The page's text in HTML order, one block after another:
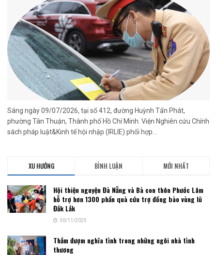
Sáng ngày 09/07/2026, tại số 412, đường Huỳnh Tấn Phát,
phường Tân Thuận, Thành phố Hồ Chí Minh. Viện Nghiên cứu Chính
sách pháp luật&Kinh tế hội nhập (IRLIE) phối hợp...
XU HƯỚNG BÌNH LUẬN MỚI NHẤT
Hội thiện nguyện Đà Nẵng và Bà con thôn Phước Lâm
hỗ trợ hơn 1300 phần quà cứu trợ đồng bào vùng lũ
Đắk Lắk
30/11/2025
Thắm đượm nghĩa tình trong những ngôi nhà tình
thương